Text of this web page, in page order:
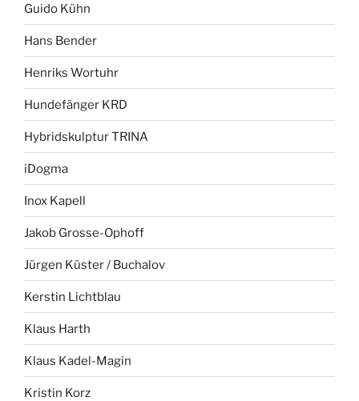
Guido Kühn
Hans Bender
Henriks Wortuhr
Hundefänger KRD
Hybridskulptur TRINA
iDogma
Inox Kapell
Jakob Grosse-Ophoff
Jürgen Küster / Buchalov
Kerstin Lichtblau
Klaus Harth
Klaus Kadel-Magin
Kristin Korz